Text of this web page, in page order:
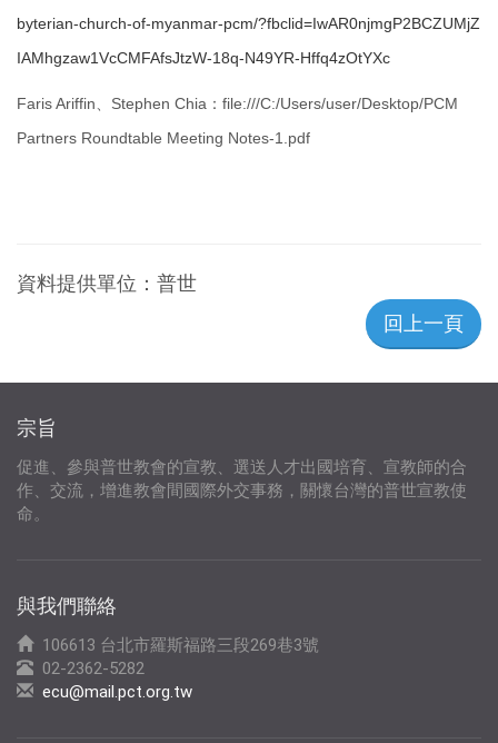
byterian-church-of-myanmar-pcm/?fbclid=IwAR0njmgP2BCZUMjZ
IAMhgzaw1VcCMFAfsJtzW-18q-N49YR-Hffq4zOtYXc
Faris Ariffin、Stephen Chia：file:///C:/Users/user/Desktop/PCM
Partners Roundtable Meeting Notes-1.pdf
資料提供單位： 普世
回上一頁
宗旨
促進、參與普世教會的宣教、選送人才出國培育、宣教師的合
作、交流，增進教會間國際外交事務，關懷台灣的普世宣教使
命。
與我們聯絡
106613 台北市羅斯福路三段269巷3號
02-2362-5282
ecu@mail.pct.org.tw